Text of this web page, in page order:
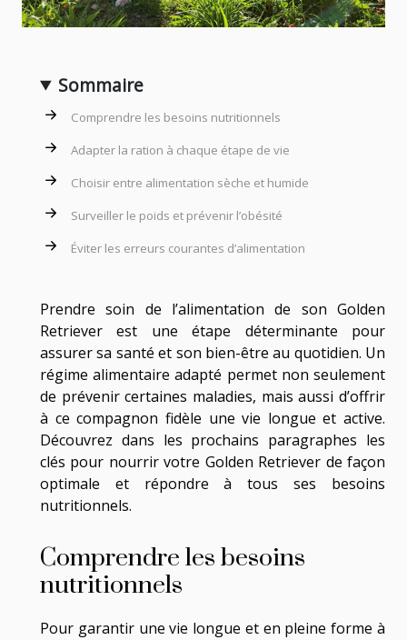
Sommaire
Comprendre les besoins nutritionnels
Adapter la ration à chaque étape de vie
Choisir entre alimentation sèche et humide
Surveiller le poids et prévenir l’obésité
Éviter les erreurs courantes d’alimentation
Prendre soin de l’alimentation de son Golden
Retriever est une étape déterminante pour
assurer sa santé et son bien-être au quotidien. Un
régime alimentaire adapté permet non seulement
de prévenir certaines maladies, mais aussi d’offrir
à ce compagnon fidèle une vie longue et active.
Découvrez dans les prochains paragraphes les
clés pour nourrir votre Golden Retriever de façon
optimale et répondre à tous ses besoins
nutritionnels.
Comprendre les besoins
nutritionnels
Pour garantir une vie longue et en pleine forme à